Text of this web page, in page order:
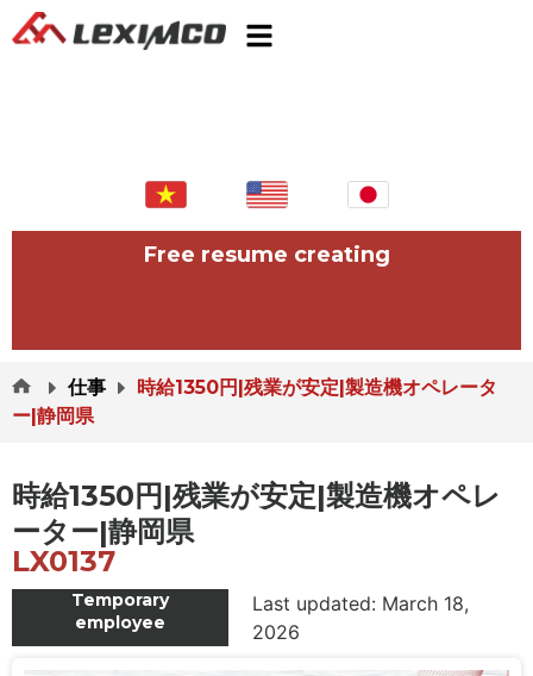
Free resume creating
仕事
時給1350円|残業が安定|製造機オペレータ
ー|静岡県
時給1350円|残業が安定|製造機オペレ
ーター|静岡県
LX0137
Temporary
employee
Last updated: March 18,
2026